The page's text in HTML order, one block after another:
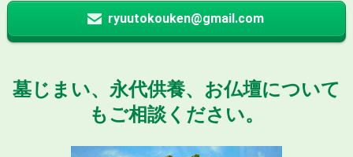
ryuutokouken@gmail.com
墓じまい、永代供養、お仏壇について
もご相談ください。